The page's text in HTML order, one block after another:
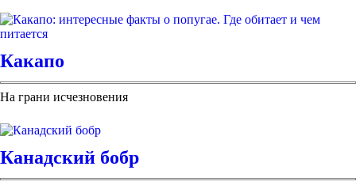
Какапо
На грани исчезновения
Канадский бобр